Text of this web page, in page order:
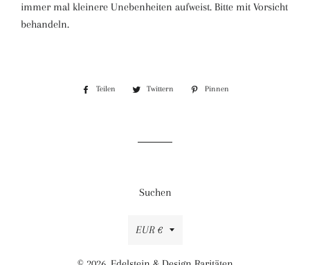
immer mal kleinere Unebenheiten aufweist. Bitte mit Vorsicht
behandeln.
Teilen
Auf
Twittern
Auf
Pinnen
Suchen
Währung
EUR €